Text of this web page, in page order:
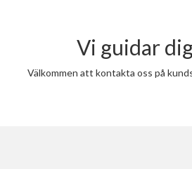
Vi guidar
Välkommen att kontakta oss på